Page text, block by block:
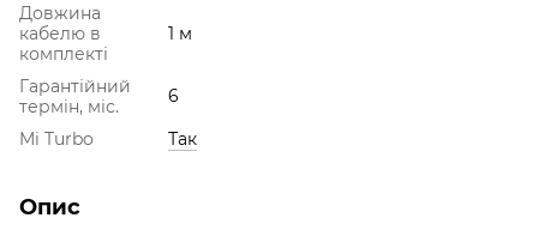
Довжина
кабелю в
комплекті
1 м
Гарантійний
термін, міс.
6
Mi Turbo
Так
Опис